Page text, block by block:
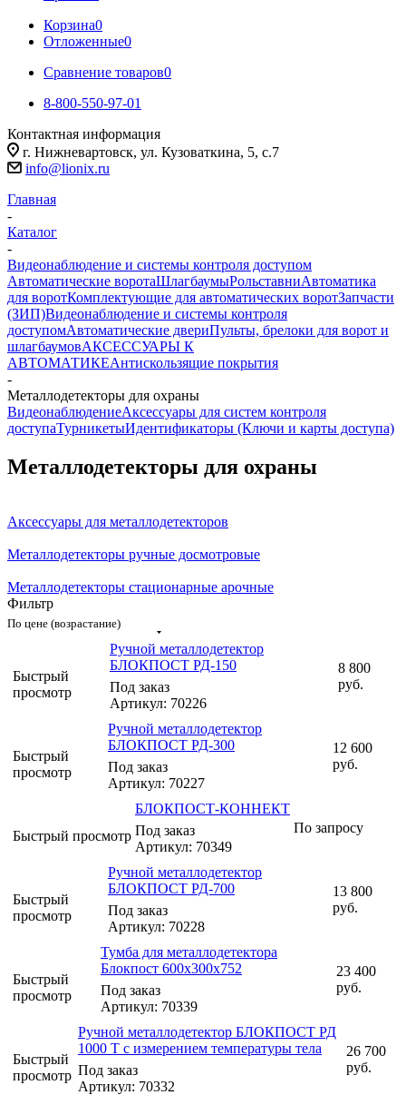
Корзина0
Отложенные0
Сравнение товаров0
8-800-550-97-01
Контактная информация
г. Нижневартовск, ул. Кузоваткина, 5, с.7
info@lionix.ru
Главная
-
Каталог
-
Видеонаблюдение и системы контроля доступом
Автоматические воротаШлагбаумыРольставниАвтоматика
для воротКомплектующие для автоматических воротЗапчасти
(ЗИП)Видеонаблюдение и системы контроля
доступомАвтоматические двериПульты, брелоки для ворот и
шлагбаумовАКСЕССУАРЫ К
АВТОМАТИКЕАнтискользящие покрытия
-
Металлодетекторы для охраны
ВидеонаблюдениеАксессуары для систем контроля
доступаТурникетыИдентификаторы (Ключи и карты доступа)
Металлодетекторы для охраны
Аксессуары для металлодетекторов
Металлодетекторы ручные досмотровые
Металлодетекторы стационарные арочные
Фильтр
По цене (возрастание)
Быстрый
просмотр
Ручной металлодетектор
БЛОКПОСТ РД-150
Под заказ
Артикул: 70226
8 800
руб.
Быстрый
просмотр
Ручной металлодетектор
БЛОКПОСТ РД-300
Под заказ
Артикул: 70227
12 600
руб.
Быстрый просмотр
БЛОКПОСТ-КОННЕКТ
Под заказ
Артикул: 70349
По запросу
Быстрый
просмотр
Ручной металлодетектор
БЛОКПОСТ РД-700
Под заказ
Артикул: 70228
13 800
руб.
Быстрый
просмотр
Тумба для металлодетектора
Блокпост 600х300х752
Под заказ
Артикул: 70339
23 400
руб.
Быстрый
просмотр
Ручной металлодетектор БЛОКПОСТ РД
1000 Т с измерением температуры тела
Под заказ
Артикул: 70332
26 700
руб.